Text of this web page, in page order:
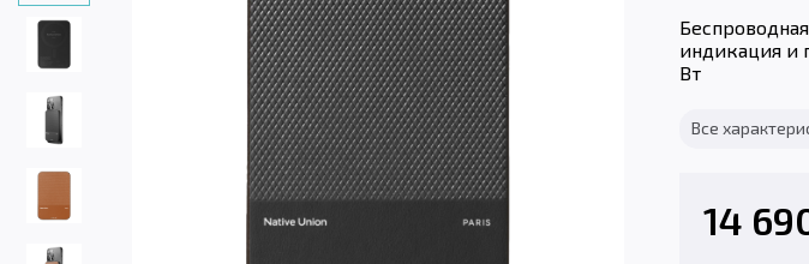
индикация и
Вт
Все
14